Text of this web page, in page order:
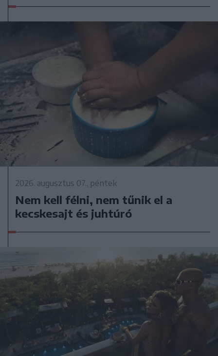
2026. augusztus 07., péntek
Nem kell félni, nem tűnik el a
kecskesajt és juhtúró